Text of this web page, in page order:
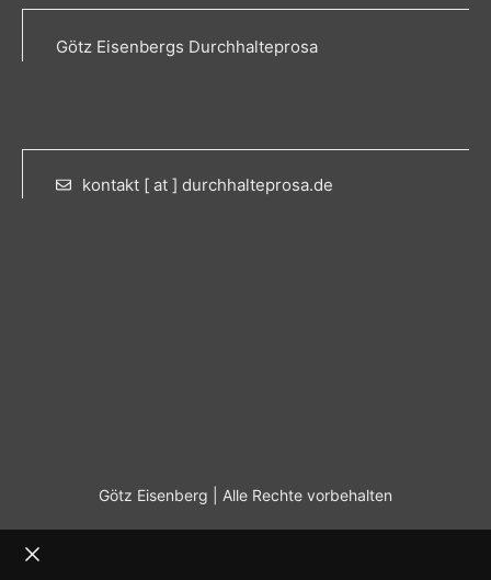
Götz Eisenbergs Durchhalteprosa
kontakt [ at ] durchhalteprosa.de
Götz Eisenberg | Alle Rechte vorbehalten